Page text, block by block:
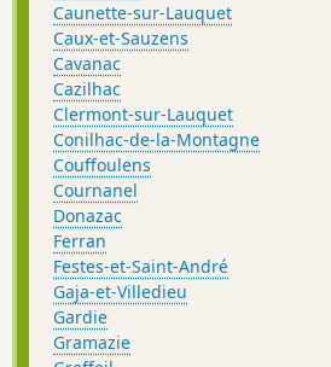
Caunette-sur-Lauquet
Caux-et-Sauzens
Cavanac
Cazilhac
Clermont-sur-Lauquet
Conilhac-de-la-Montagne
Couffoulens
Cournanel
Donazac
Ferran
Festes-et-Saint-André
Gaja-et-Villedieu
Gardie
Gramazie